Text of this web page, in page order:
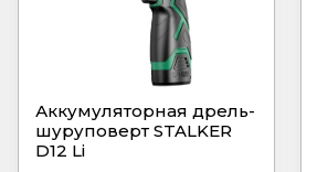
Аккумуляторная дрель-
шуруповерт STALKER
D12 Li